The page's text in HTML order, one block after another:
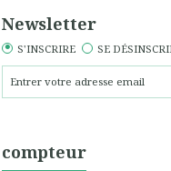
Newsletter
S'INSCRIRE SE
compteur